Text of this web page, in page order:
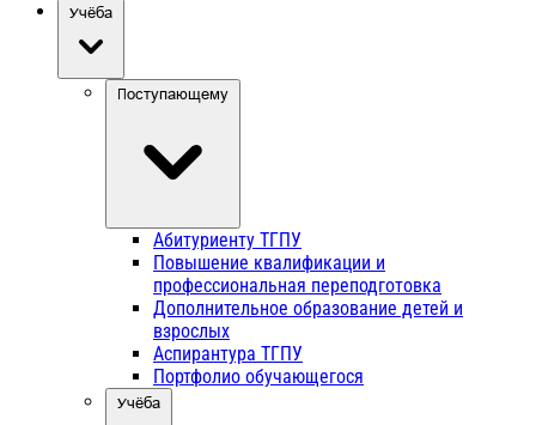
Учёба
Поступающему
Абитуриенту ТГПУ
Повышение квалификации и
профессиональная переподготовка
Дополнительное образование детей и
взрослых
Аспирантура ТГПУ
Портфолио обучающегося
Учёба